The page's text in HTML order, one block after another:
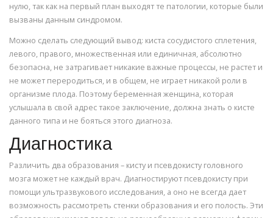
нулю, так как на первый план выходят те патологии, которые были
вызваны данным синдромом.
Можно сделать следующий вывод: киста сосудистого сплетения,
левого, правого, множественная или единичная, абсолютно
безопасна, не затрагивает никакие важные процессы, не растет и
не может переродиться, и в общем, не играет никакой роли в
организме плода. Поэтому беременная женщина, которая
услышала в свой адрес такое заключение, должна знать о кисте
данного типа и не бояться этого диагноза.
Диагностика
Различить два образования – кисту и псевдокисту головного
мозга может не каждый врач. Диагностируют псевдокисту при
помощи ультразвукового исследования, а оно не всегда дает
возможность рассмотреть стенки образования и его полость. Эти